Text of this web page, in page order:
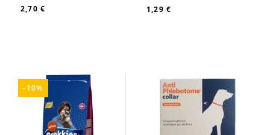
2,70 €
1,29 €
-10%